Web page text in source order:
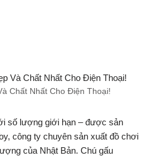
Chất Nhất Cho Điện Thoại!
số lượng giới hạn – được sản
công ty chuyên sản xuất đồ chơi
của Nhật Bản. Chú gấu